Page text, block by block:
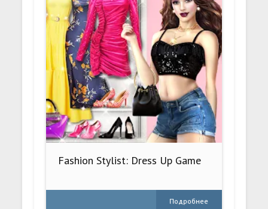
Fashion Stylist: Dress Up Game
Подробнее